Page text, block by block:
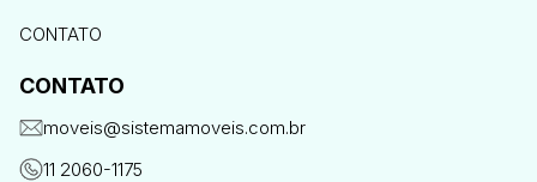
CONTATO
CONTATO
moveis@sistemamoveis.com.br
11 2060-1175